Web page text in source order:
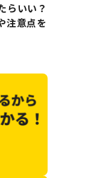
らいい？
注意点を